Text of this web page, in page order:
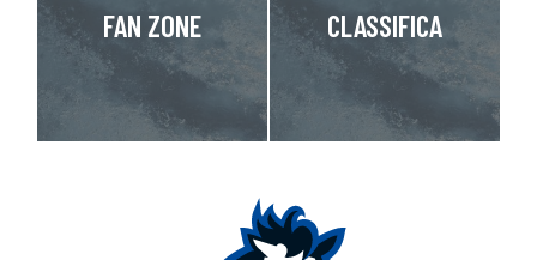
FAN ZONE CLASSIFICA